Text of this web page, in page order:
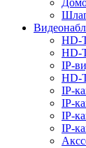
HD-
HD-
IP-
HD-
IP-
IP-
IP-
IP-